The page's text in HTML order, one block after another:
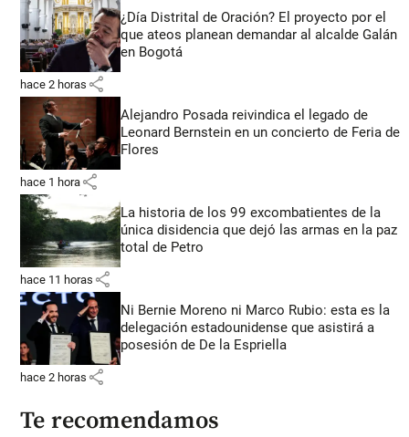
¿Día Distrital de Oración? El proyecto por el
que ateos planean demandar al alcalde Galán
en Bogotá
hace 2 horas share
Alejandro Posada reivindica el legado de
Leonard Bernstein en un concierto de Feria de
Flores
hace 1 hora share
La historia de los 99 excombatientes de la
única disidencia que dejó las armas en la paz
total de Petro
hace 11 horas share
Ni Bernie Moreno ni Marco Rubio: esta es la
delegación estadounidense que asistirá a
posesión de De la Espriella
hace 2 horas share
Te recomendamos